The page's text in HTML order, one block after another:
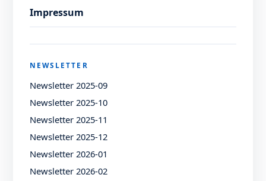
Impressum
NEWSLETTER
Newsletter 2025-09
Newsletter 2025-10
Newsletter 2025-11
Newsletter 2025-12
Newsletter 2026-01
Newsletter 2026-02